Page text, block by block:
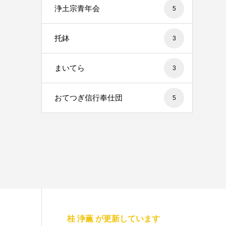
浄土宗青年会 5
托鉢 3
まいてら 3
おてつぎ信行奉仕団 5
桂 浄薫 が更新しています